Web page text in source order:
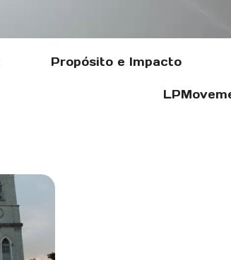
Propósito e Impacto